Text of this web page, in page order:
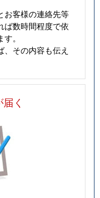
お客様の連絡先等
ば数時間程度で依
。
その内容も伝え
く